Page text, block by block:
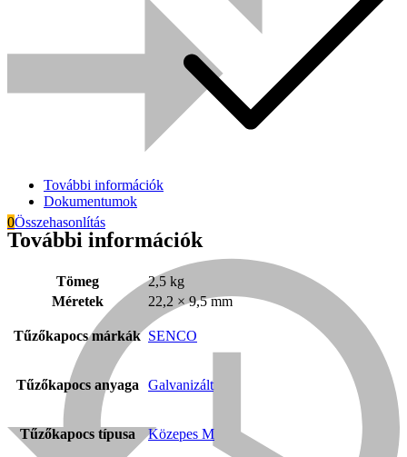
0Összehasonlítás
További információk
Dokumentumok
További információk
Tömeg
2,5 kg
Méretek
22,2 × 9,5 mm
Tűzőkapocs márkák SENCO
Tűzőkapocs anyaga Galvanizált
Tűzőkapocs típusa Közepes M